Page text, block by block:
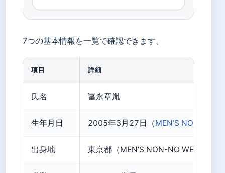
7つの基本情報を一覧で確認できます。
項目 詳細
氏名 冨永章胤
生年月日 2005年3月27日（MEN’S NON-NO
出身地 東京都（MEN’S NON-NO WEB 同上）